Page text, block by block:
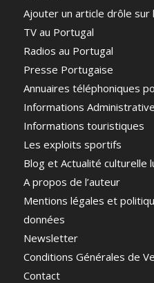
Ajouter un article drôle sur
TV au Portugal
Radios au Portugal
Presse Portugaise
Annuaires téléphoniques
Informations
Informations touristiques
Les exploits sportifs
Blog et Actualité culturelle
A propos de l’auteur
Mentions légales et
données
Newsletter
Conditions Générales de
Contact